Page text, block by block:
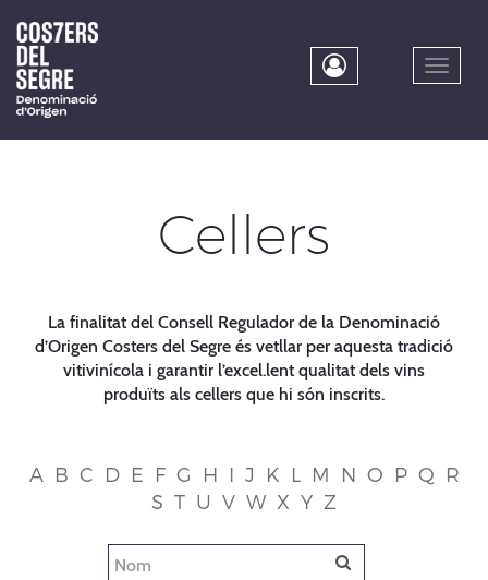
main
content
Toggle
Cellers
La finalitat del Consell Regulador de la Denominació
d’Origen Costers del Segre és vetllar per aquesta tradició
vitivinícola i garantir l’excel.lent qualitat dels vins
produïts als cellers que hi són inscrits.
A B C D E F G H I J K L M N O P Q
R
S T U V W X Y Z